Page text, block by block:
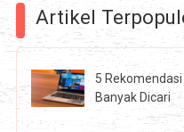
Artikel
5
Banyak Dicari